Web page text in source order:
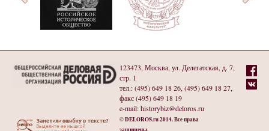
123473, Москва, ул. Делегатская, д. 7,
стр. 1
тел.: (495) 649 18 26, (495) 649 18 27,
факс (495) 649 18 19
e-mail: historybiz@deloros.ru
© DELOROS.ru 2014. Все права